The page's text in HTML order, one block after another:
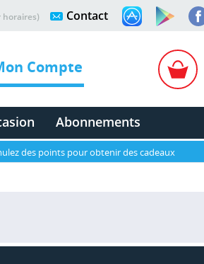
Contact
horaires)
Compte
Abonnements
des points pour obtenir des cadeaux